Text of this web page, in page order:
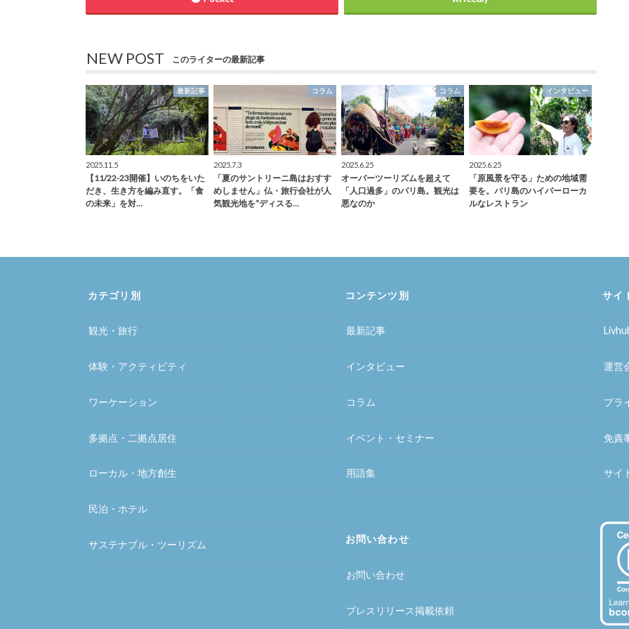
NEW POST このライターの最新記事
最新記事
2025.11.5
【11/22-23開催】いのちをいた
だき、生き方を編み直す。「食
の未来」を対…
コラム
2025.7.3
「夏のサントリーニ島はおすす
めしません」仏・旅行会社が人
気観光地を“ディスる…
コラム
2025.6.25
オーバーツーリズムを超えて
「人口過多」のバリ島。観光は
悪なのか
インタビュー
2025.6.25
「原風景を守る」ための地域需
要を。バリ島のハイパーローカ
ルなレストラン
カテゴリ別
観光・旅行
体験・アクティビティ
ワーケーション
多拠点・二拠点居住
ローカル・地方創生
民泊・ホテル
サステナブル・ツーリズム
コンテンツ別
最新記事
インタビュー
コラム
イベント・セミナー
用語集
お問い合わせ
お問い合わせ
プレスリリース掲載依頼
サイ
運営
プラ
免責
サイ